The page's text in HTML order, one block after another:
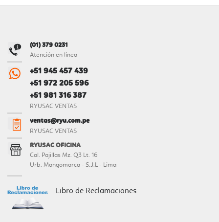
(01) 379 0231
Atención en línea
+51 945 457 439
+51 972 205 596
+51 981 316 387
RYUSAC VENTAS
ventas@ryu.com.pe
RYUSAC VENTAS
RYUSAC OFICINA
Cal. Pajillas Mz. Q3 Lt. 16
Urb. Mangomarca - S.J.L - Lima
Libro de Reclamaciones